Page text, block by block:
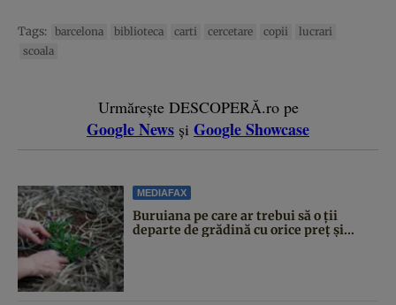
Tags: barcelona biblioteca carti cercetare copii
lucrari
scoala
Urmărește DESCOPERĂ.ro pe
Google News și Google Showcase
MEDIAFAX
Buruiana pe care ar trebui să o ții
departe de grădină cu orice preț și...